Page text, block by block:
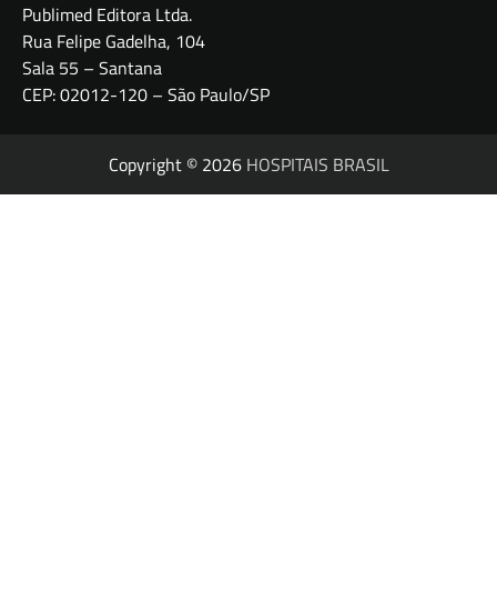
Publimed Editora Ltda.
Rua Felipe Gadelha, 104
Sala 55 – Santana
CEP: 02012-120 – São Paulo/SP
Copyright © 2026 HOSPITAIS BRASIL